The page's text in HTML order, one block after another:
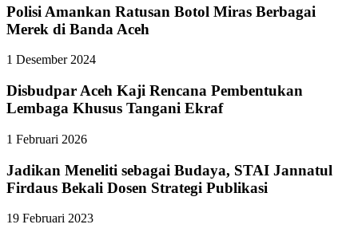
Polisi Amankan Ratusan Botol Miras Berbagai
Merek di Banda Aceh
1 Desember 2024
Disbudpar Aceh Kaji Rencana Pembentukan
Lembaga Khusus Tangani Ekraf
1 Februari 2026
Jadikan Meneliti sebagai Budaya, STAI Jannatul
Firdaus Bekali Dosen Strategi Publikasi
19 Februari 2023